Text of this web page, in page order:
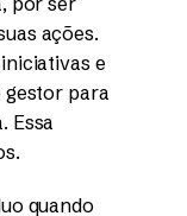
ações.
e
gestor para
Essa
quando